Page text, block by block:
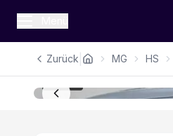
Zurück MG HS
1/16